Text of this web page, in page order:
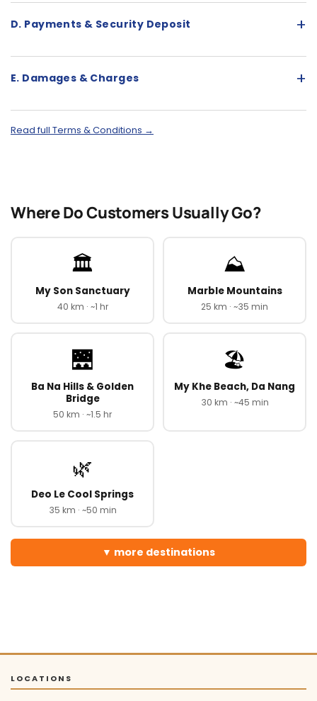
D. Payments & Security Deposit +
E. Damages & Charges +
Read full Terms & Conditions →
Where Do Customers Usually Go?
🏛️
My Son Sanctuary
40 km · ~1 hr
⛰️
Marble Mountains
25 km · ~35 min
🌉
Ba Na Hills & Golden
Bridge
50 km · ~1.5 hr
🏖️
My Khe Beach, Da Nang
30 km · ~45 min
🌿
Deo Le Cool Springs
35 km · ~50 min
more destinations
LOCATIONS